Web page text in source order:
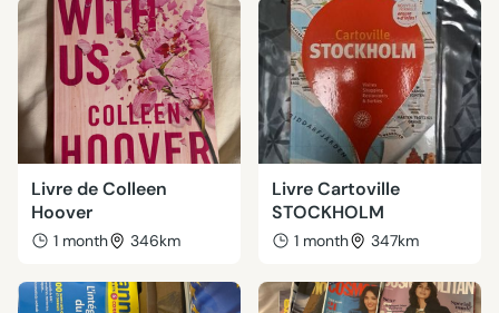
Livre de Colleen
Hoover
1 month 346km
Livre Cartoville
STOCKHOLM
1 month 347km